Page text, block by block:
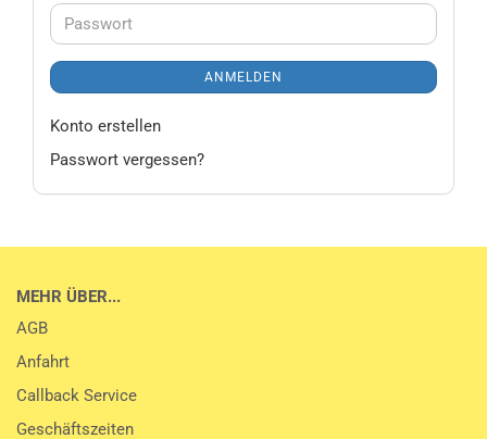
Passwort
ANMELDEN
Konto erstellen
Passwort vergessen?
MEHR ÜBER...
AGB
Anfahrt
Callback Service
Geschäftszeiten